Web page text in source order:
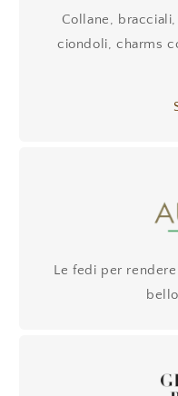
Collane,
ciondoli, charms
Le fedi per